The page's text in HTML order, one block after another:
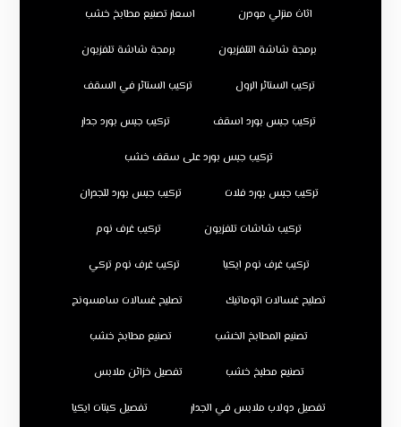
اثاث منزلي مودرن اسعار تصنيع مطابخ خشب
برمجة شاشة التلفزيون برمجة شاشة تلفزيون
تركيب الستائر الرول تركيب الستائر في السقف
تركيب جبس بورد اسقف تركيب جبس بورد جدار
تركيب جبس بورد على سقف خشب
تركيب جبس بورد فلات تركيب جبس بورد للجدران
تركيب شاشات تلفزيون تركيب غرف نوم
تركيب غرف نوم ايكيا تركيب غرف نوم تركي
تصليح غسالات اتوماتيك تصليح غسالات سامسونج
تصنيع المطابخ الخشب تصنيع مطابخ خشب
تصنيع مطبخ خشب تفصيل خزائن ملابس
تفصيل دولاب ملابس في الجدار تفصيل كبتات ايكيا